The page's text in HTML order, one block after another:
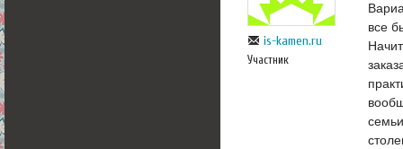
is-kamen.ru
Участник
все